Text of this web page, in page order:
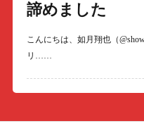
諦めました
こんにちは、如月翔也（
リ……